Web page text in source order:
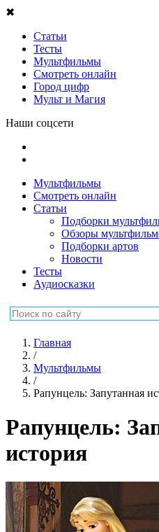
✖
Статьи
Тесты
Мультфильмы
Смотреть онлайн
Город цифр
Мульт и Магия
Наши соцсети
Мультфильмы
Смотреть онлайн
Статьи
Подборки
Обзоры
Подборки артов
Новости
Тесты
Аудиосказки
Главная
/
Мультфильмы
/
Рапунцель: Запутанная
Рапунцель:
история